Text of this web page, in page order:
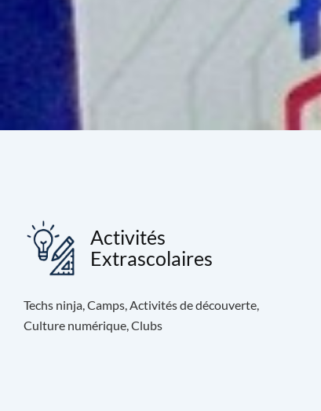
Activités
Extrascolaires
Techs ninja, Camps, Activités de découverte,
Culture numérique, Clubs